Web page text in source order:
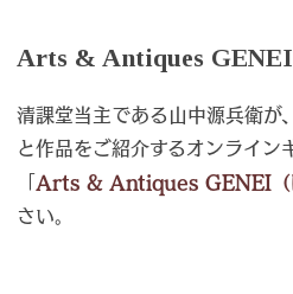
Arts & Antiques GENEI
清課堂当主である山中源兵衛が
と作品をご紹介するオンライン
Arts & Antiques GENEI（
さい。